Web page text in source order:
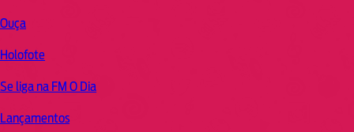
Ouça
Holofote
Se liga na FM O Dia
Lançamentos